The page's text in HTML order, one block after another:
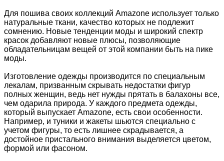
Для пошива своих коллекций Amazone использует только
натуральные ткани, качество которых не подлежит
сомнению. Новые тенденции моды и широкий спектр
красок добавляют новые плюсы, позволяющие
обладательницам вещей от этой компании быть на пике
моды.
Изготовление одежды производится по специальным
лекалам, призванным скрывать недостатки фигур
полных женщин, ведь нет нужды прятать в балахоны все,
чем одарила природа. У каждого предмета одежды,
который выпускает Amazone, есть свои особенности.
Например, и туники и жакеты шьются специально с
учетом фигуры, то есть лишнее скрадывается, а
достойное пристального внимания выделяется цветом,
формой или фасоном.